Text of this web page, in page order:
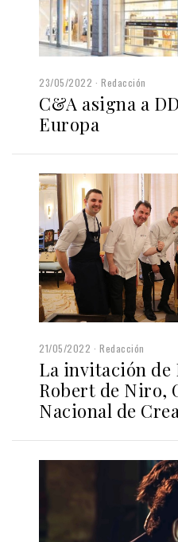
23/05/2022 Redacción
C&A asigna a
Europa
21/05/2022 Redacción
La invitación de
Robert de Niro,
Nacional de